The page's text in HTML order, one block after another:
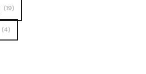
(19)
(4)